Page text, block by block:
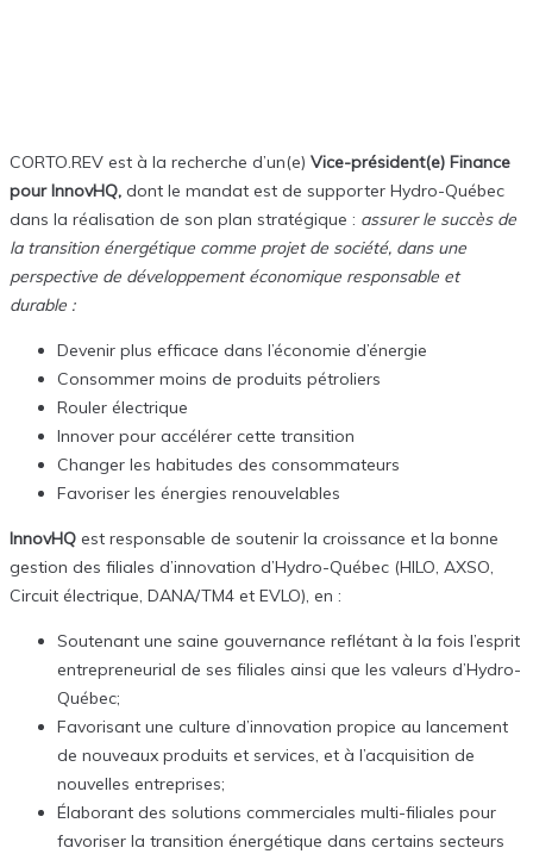
CORTO.REV est à la recherche d’un(e) Vice-président(e) Finance
pour InnovHQ, dont le mandat est de supporter Hydro-Québec
dans la réalisation de son plan stratégique : assurer le succès de
la transition énergétique comme projet de société, dans une
perspective de développement économique responsable et
durable :
Devenir plus efficace dans l’économie d’énergie
Consommer moins de produits pétroliers
Rouler électrique
Innover pour accélérer cette transition
Changer les habitudes des consommateurs
Favoriser les énergies renouvelables
InnovHQ est responsable de soutenir la croissance et la bonne
gestion des filiales d’innovation d’Hydro-Québec (HILO, AXSO,
Circuit électrique, DANA/TM4 et EVLO), en :
Soutenant une saine gouvernance reflétant à la fois l’esprit
entrepreneurial de ses filiales ainsi que les valeurs d’Hydro-
Québec;
Favorisant une culture d’innovation propice au lancement
de nouveaux produits et services, et à l’acquisition de
nouvelles entreprises;
Élaborant des solutions commerciales multi-filiales pour
favoriser la transition énergétique dans certains secteurs